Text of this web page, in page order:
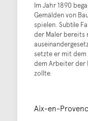
Im Jahr 1890
Gemälden von
spielen. Subtile
der Maler bereits
setzte er mit dem
dem Arbeiter der
zollte.
Aix-en-